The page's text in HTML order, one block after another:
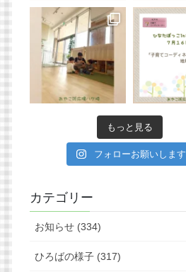
もっと見る
フォローお願いします
カテゴリー
お知らせ (334)
ひろばの様子 (317)